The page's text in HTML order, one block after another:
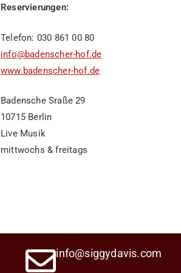
Reservierungen:
Telefon: 030 861 00 80
info@badenscher-hof.de
www.badenscher-hof.de
Badensche Sraße 29
10715 Berlin
Live Musik
mittwochs & freitags
info@siggydavis.com